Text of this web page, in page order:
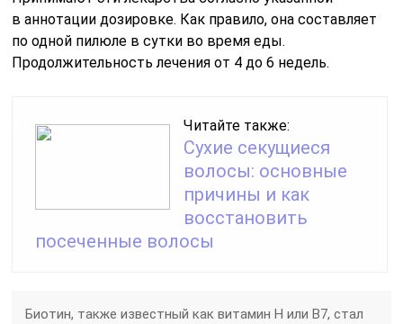
Биотин, также известный как витамин H или B7, стал
популярным средством для улучшения состояния
регулярный прием биотина помогает уменьшить
выпадение и делает волосы более блестящими и
здоровыми. Исследования показывают, что биотин
способствует синтезу кератина, основного белка, из
которого состоят волосы, что может объяснить его
результаты могут варьироваться в зависимости от
через несколько недель, в то время как другим может